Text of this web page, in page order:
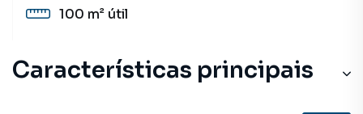
100 m² útil
Características principais